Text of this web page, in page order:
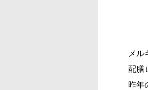
メル
配膳
昨年